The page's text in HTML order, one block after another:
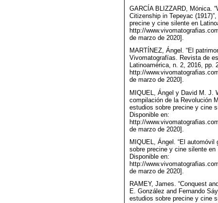
GARCÍA BLIZZARD, Mónica.
Citizenship in Tepeyac
precine y cine silente en
http://
de marzo de 2020].
MARTÍNEZ, Ángel. “El
Vivomatografías. Revista de
Latinoamérica, n. 2, 2016, pp.
http://
de marzo de 2020].
MIQUEL, Ángel y David M. J.
compilación de la Revolución
estudios sobre precine y cine
Disponible en:
http://
de marzo de 2020].
MIQUEL, Ángel. “El
sobre precine y cine silente
Disponible en:
http://
de marzo de 2020].
RAMEY, James. “Conquest
E. González and Fernando
estudios sobre precine y cine